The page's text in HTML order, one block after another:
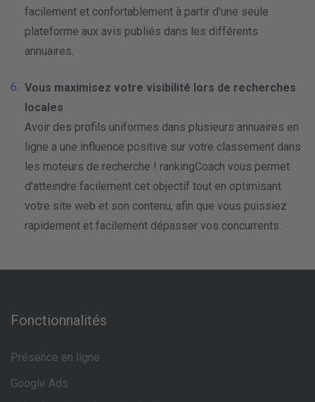
facilement et confortablement à partir d’une seule
plateforme aux avis publiés dans les différents
annuaires.
Vous maximisez votre visibilité lors de recherches
locales
Avoir des profils uniformes dans plusieurs annuaires en
ligne a une influence positive sur votre classement dans
les moteurs de recherche ! rankingCoach vous permet
d'atteindre facilement cet objectif tout en optimisant
votre site web et son contenu, afin que vous puissiez
rapidement et facilement dépasser vos concurrents.
Fonctionnalités
Présence en ligne
Google Ads